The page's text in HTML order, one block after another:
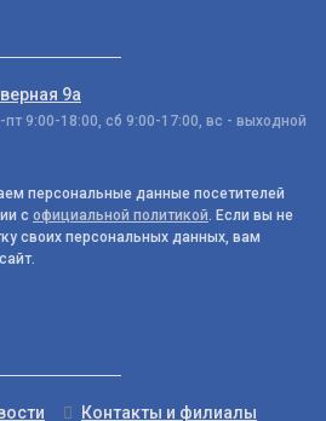
9а
пт 9:00-18:00, сб 9:00-17:00, вс - выходной
персональные данные посетителей
с официальной политикой. Если вы не
своих персональных данных, вам
Контакты и филиалы